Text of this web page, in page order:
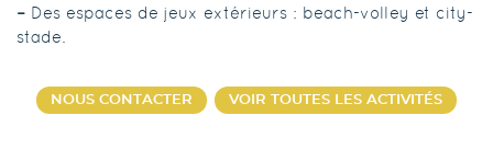
– Des espaces de jeux extérieurs : beach-volley et city-
stade.
NOUS CONTACTER VOIR TOUTES LES ACTIVITÉS